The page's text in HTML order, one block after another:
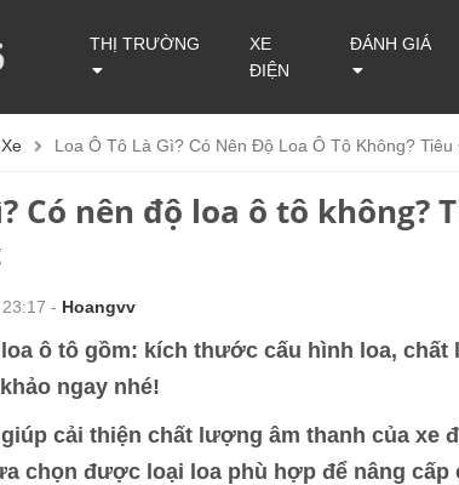
THỊ TRƯỜNG
XE
ĐIỆN
ĐÁNH GIÁ
Loa Ô Tô Là Gì? Có Nên Độ Loa Ô Tô Không?
Có nên độ loa ô tô không?
- Hoangvv
ô tô gồm: kích thước cấu hình loa,
ngay nhé!
cải thiện chất lượng âm thanh của xe
chọn được loại loa phù hợp để nâng cấp